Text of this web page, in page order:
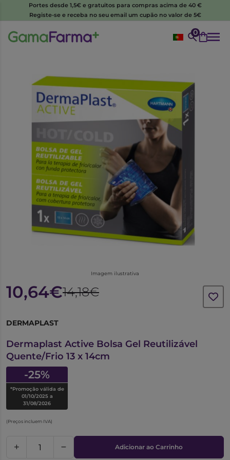
Portes desde 1,5€ e gratuitos para compras acima de 40 €
Registe-se e receba no seu email um cupão no valor de 5€
0
Imagem ilustrativa
10,64€14,18€
DERMAPLAST
Dermaplast Active Bolsa Gel Reutilizável
Quente/Frio 13 x 14cm
-25%
*Promoção válida de
01/10/2025 a
31/08/2026
(Preços incluem IVA)
Adicionar ao Carrinho